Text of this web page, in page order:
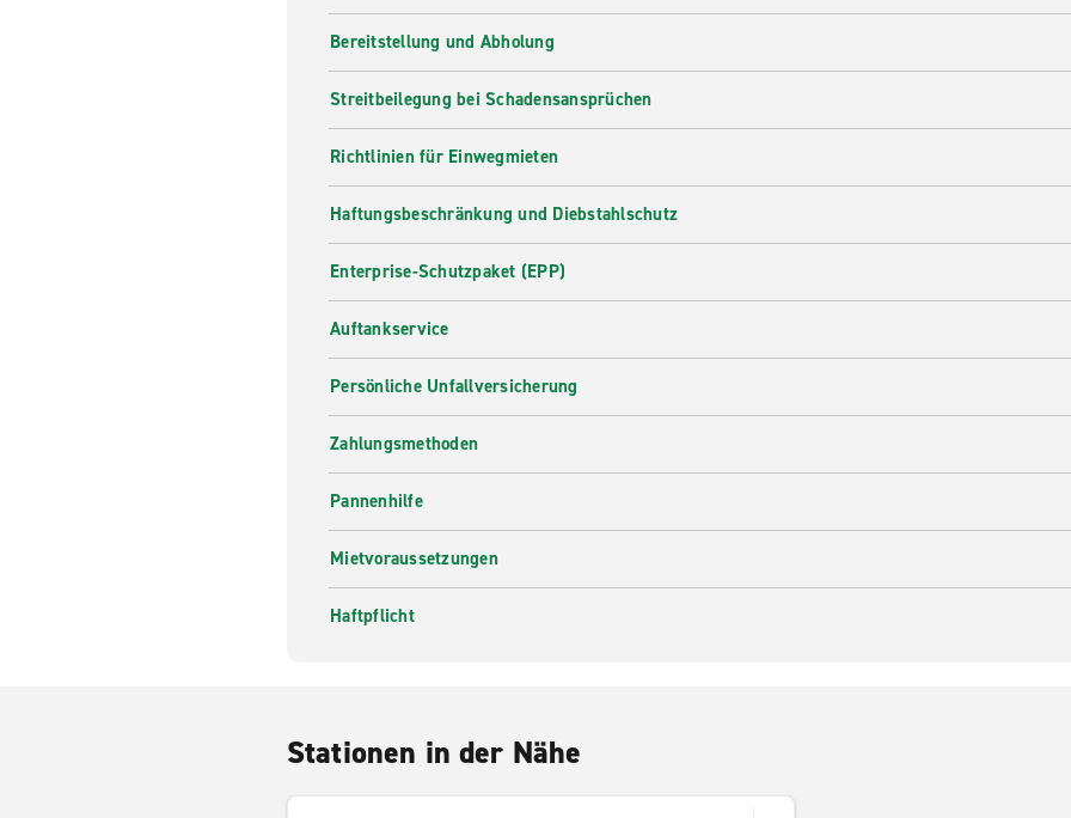
Bereitstellung und Abholung
Streitbeilegung bei Schadensansprüchen
Richtlinien für Einwegmieten
Haftungsbeschränkung und Diebstahlschutz
Enterprise-Schutzpaket (EPP)
Auftankservice
Persönliche Unfallversicherung
Zahlungsmethoden
Pannenhilfe
Mietvoraussetzungen
Haftpflicht
Stationen in der Nähe